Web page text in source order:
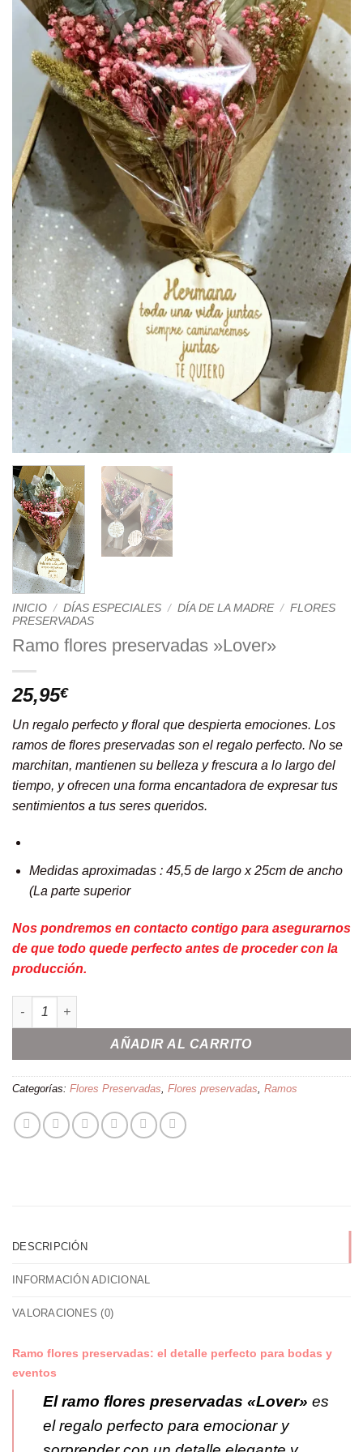
INICIO / DÍAS ESPECIALES / DÍA DE LA MADRE / FLORES
PRESERVADAS
Ramo flores preservadas »Lover»
25,95€
Un regalo perfecto y floral que despierta emociones. Los
ramos de flores preservadas son el regalo perfecto. No se
marchitan, mantienen su belleza y frescura a lo largo del
tiempo, y ofrecen una forma encantadora de expresar tus
sentimientos a tus seres queridos.
Medidas aproximadas : 45,5 de largo x 25cm de ancho
(La parte superior
Nos pondremos en contacto contigo para asegurarnos
de que todo quede perfecto antes de proceder con la
producción.
Ramo flores preservadas ''Lover'' cantidad
AÑADIR AL CARRITO
Categorías: Flores Preservadas, Flores preservadas, Ramos
DESCRIPCIÓN
INFORMACIÓN ADICIONAL
VALORACIONES (0)
Ramo flores preservadas: el detalle perfecto para bodas y
eventos
El ramo flores preservadas «Lover» es
el regalo perfecto para emocionar y